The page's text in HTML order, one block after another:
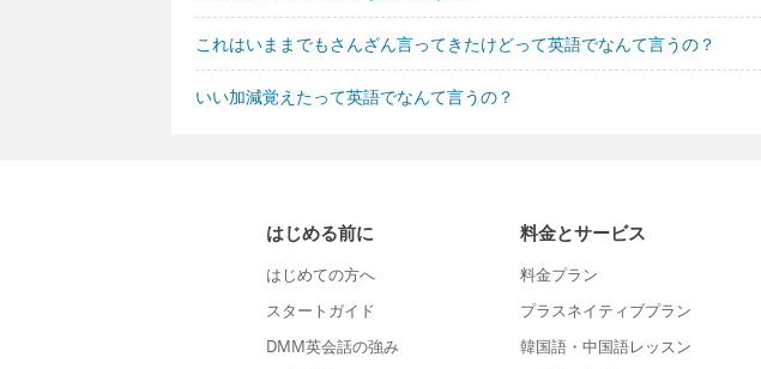
これはいままでもさんざん言ってきたけどって英語でなんて言うの？
いい加減覚えたって英語でなんて言うの？
はじめる前に
はじめての方へ
スタートガイド
DMM英会話の強み
料金とサービス
料金プラン
プラスネイティブプラン
韓国語・中国語レッスン